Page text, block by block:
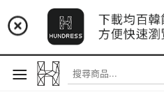
📢 市集預告：9/4-
📢 市集預告：9/12-
📢 市集預告：8/22-8/
註冊